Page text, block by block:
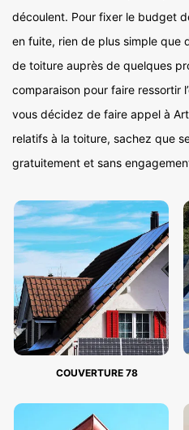
découlent. Pour fixer le budget
en fuite, rien de plus simple que
de toiture auprès de quelques
comparaison pour faire ressortir
vous décidez de faire appel à
relatifs à la toiture, sachez que
gratuitement et sans
COUVERTURE 78